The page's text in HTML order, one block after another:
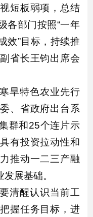
短板弱项，总结
各部门按照“一年
效”目标，持续推
省长王钧出席会
旱特色农业先行
、省政府出台系
群和25个连片示
有投资拉动性和
推动一二三产融
展基础。
清醒认识当前工
握任务目标，进